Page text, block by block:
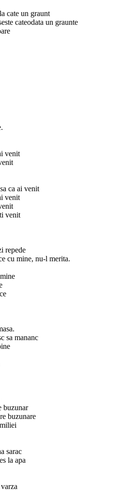
cate un graunt
cateodata un graunte
venit
ca ai venit
venit
venit
repede
cu mine, nu-l merita.
sa mananc
buzunar
buzunare
sarac
la apa